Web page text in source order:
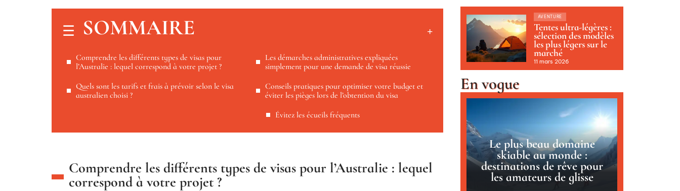
SOMMAIRE
Comprendre les différents types de visas pour
l’Australie : lequel correspond à votre projet ?
Quels sont les tarifs et frais à prévoir selon le visa
australien choisi ?
Les démarches administratives expliquées
simplement pour une demande de visa réussie
Conseils pratiques pour optimiser votre budget et
éviter les pièges lors de l’obtention du visa
Évitez les écueils fréquents
Comprendre les différents types de visas pour l’Australie : lequel
correspond à votre projet ?
AVENTURE
Tentes ultra-légères :
sélection des modèles
les plus légers sur le
marché
11 mars 2026
En vogue
Le plus beau domaine
skiable au monde :
destinations de rêve pour
les amateurs de glisse